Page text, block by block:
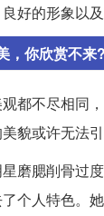
好的形象以及
，你欣赏不来?
都不尽相同
貌或许无法引
磨腮削骨过
个人特色。